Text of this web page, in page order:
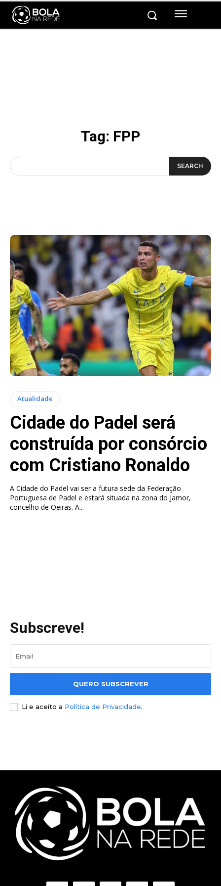
Tag: FPP
SEARCH
Atualidade
Cidade do Padel será
construída por consórcio
com Cristiano Ronaldo
A Cidade do Padel vai ser a futura sede da Federação
Portuguesa de Padel e estará situada na zona do Jamor,
concelho de Oeiras. A...
Subscreve!
QUERO SUBSCREVER
Li e aceito a Política de Privacidade.